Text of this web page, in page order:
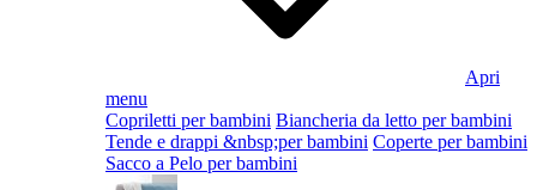
Apri
menu
Copriletti per bambini Biancheria da letto per bambini
Tende e drappi &nbsp;per bambini Coperte per bambini
Sacco a Pelo per bambini